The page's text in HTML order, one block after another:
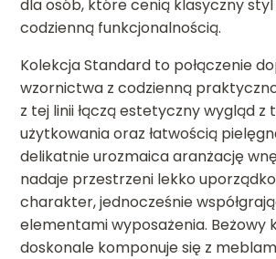
dla osób, które cenią klasyczny styl
codzienną funkcjonalnością.
Kolekcja Standard to połączenie
wzornictwa z codzienną
z tej linii łączą estetyczny wygląd z
użytkowania oraz łatwością
delikatnie urozmaica aranżację
nadaje przestrzeni lekko
charakter, jednocześnie
elementami wyposażenia. Beżowy
doskonale komponuje się z